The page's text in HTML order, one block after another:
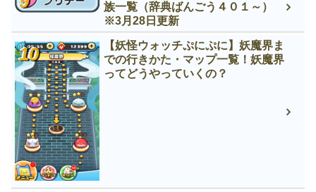
族一覧（辞典ばんごう４０１～）
※3月28日更新
【妖怪ウォッチぷにぷに】妖魔界ま
での行きかた・マップ一覧！妖魔界
ってどうやっていくの？